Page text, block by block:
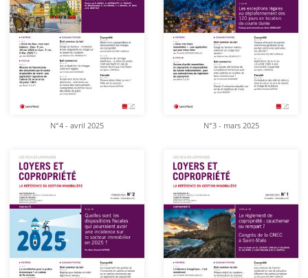
N°4 - avril 2025 N°3 - mars 2025